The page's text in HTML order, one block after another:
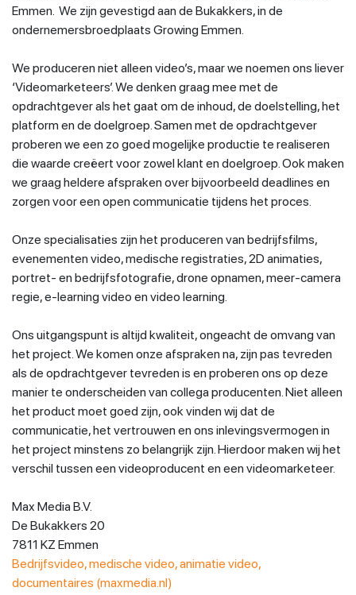
Emmen. We zijn gevestigd aan de Bukakkers, in de
ondernemersbroedplaats Growing Emmen.
We produceren niet alleen video’s, maar we noemen ons liever
‘Videomarketeers’. We denken graag mee met de
opdrachtgever als het gaat om de inhoud, de doelstelling, het
platform en de doelgroep. Samen met de opdrachtgever
proberen we een zo goed mogelijke productie te realiseren
die waarde creëert voor zowel klant en doelgroep. Ook maken
we graag heldere afspraken over bijvoorbeeld deadlines en
zorgen voor een open communicatie tijdens het proces.
Onze specialisaties zijn het produceren van bedrijfsfilms,
evenementen video, medische registraties, 2D animaties,
portret- en bedrijfsfotografie, drone opnamen, meer-camera
regie, e-learning video en video learning.
Ons uitgangspunt is altijd kwaliteit, ongeacht de omvang van
het project. We komen onze afspraken na, zijn pas tevreden
als de opdrachtgever tevreden is en proberen ons op deze
manier te onderscheiden van collega producenten. Niet alleen
het product moet goed zijn, ook vinden wij dat de
communicatie, het vertrouwen en ons inlevingsvermogen in
het project minstens zo belangrijk zijn. Hierdoor maken wij het
verschil tussen een videoproducent en een videomarketeer.
Max Media B.V.
De Bukakkers 20
7811 KZ Emmen
Bedrijfsvideo, medische video, animatie video,
documentaires (maxmedia.nl)